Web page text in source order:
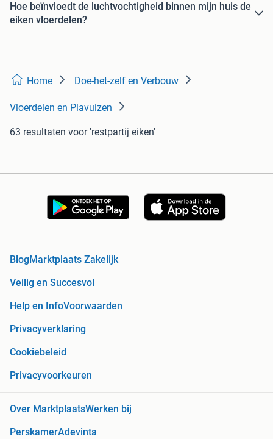
Hoe beïnvloedt de luchtvochtigheid binnen mijn huis de
eiken vloerdelen?
Home Doe-het-zelf en Verbouw
Vloerdelen en Plavuizen
63 resultaten voor 'restpartij eiken'
Blog Marktplaats Zakelijk
Veilig en Succesvol
Help en InfoVoorwaarden
Privacyverklaring
Cookiebeleid
Privacyvoorkeuren
Over MarktplaatsWerken bij
PerskamerAdevinta